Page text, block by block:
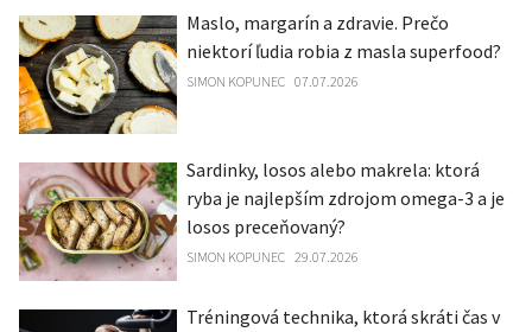
Maslo, margarín a zdravie. Prečo
niektorí ľudia robia z masla superfood?
SIMON KOPUNEC 07.07.2026
Sardinky, losos alebo makrela: ktorá
ryba je najlepším zdrojom omega-3 a je
losos preceňovaný?
SIMON KOPUNEC 29.07.2026
Tréningová technika, ktorá skráti čas v